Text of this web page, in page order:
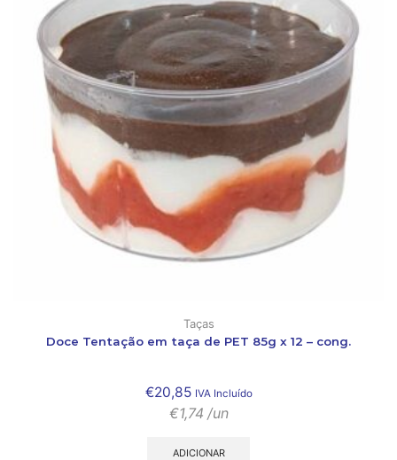
Taças
Doce Tentação em taça de PET 85g x 12 – cong.
€20,85 IVA Incluído
€1,74 /un
ADICIONAR